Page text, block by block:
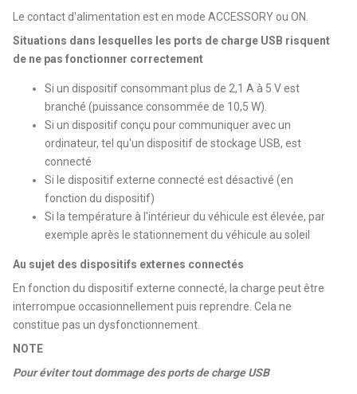
Le contact d'alimentation est en mode ACCESSORY ou ON.
Situations dans lesquelles les ports de charge USB risquent
de ne pas fonctionner correctement
Si un dispositif consommant plus de 2,1 A à 5 V est
branché (puissance consommée de 10,5 W).
Si un dispositif conçu pour communiquer avec un
ordinateur, tel qu'un dispositif de stockage USB, est
connecté
Si le dispositif externe connecté est désactivé (en
fonction du dispositif)
Si la température à l'intérieur du véhicule est élevée, par
exemple après le stationnement du véhicule au soleil
Au sujet des dispositifs externes connectés
En fonction du dispositif externe connecté, la charge peut être
interrompue occasionnellement puis reprendre. Cela ne
constitue pas un dysfonctionnement.
NOTE
Pour éviter tout dommage des ports de charge USB